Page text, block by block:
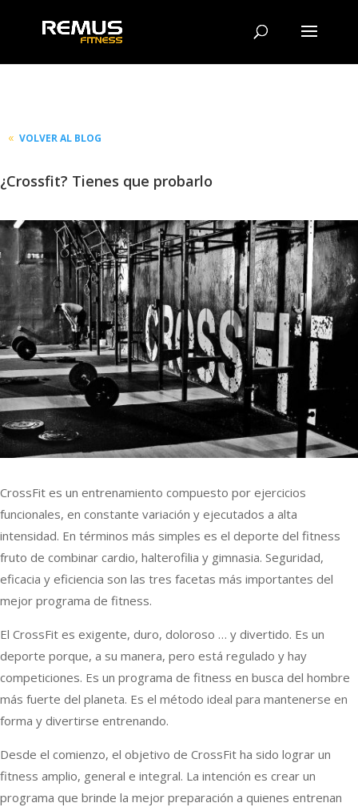
VOLVER AL BLOG
¿Crossfit? Tienes que probarlo
CrossFit es un entrenamiento compuesto por ejercicios
funcionales, en constante variación y ejecutados a alta
intensidad. En términos más simples es el deporte del fitness
fruto de combinar cardio, halterofilia y gimnasia. Seguridad,
eficacia y eficiencia son las tres facetas más importantes del
mejor programa de fitness.
El CrossFit es exigente, duro, doloroso … y divertido. Es un
deporte porque, a su manera, pero está regulado y hay
competiciones. Es un programa de fitness en busca del hombre
más fuerte del planeta. Es el método ideal para mantenerse en
forma y divertirse entrenando.
Desde el comienzo, el objetivo de CrossFit ha sido lograr un
fitness amplio, general e integral. La intención es crear un
programa que brinde la mejor preparación a quienes entrenan